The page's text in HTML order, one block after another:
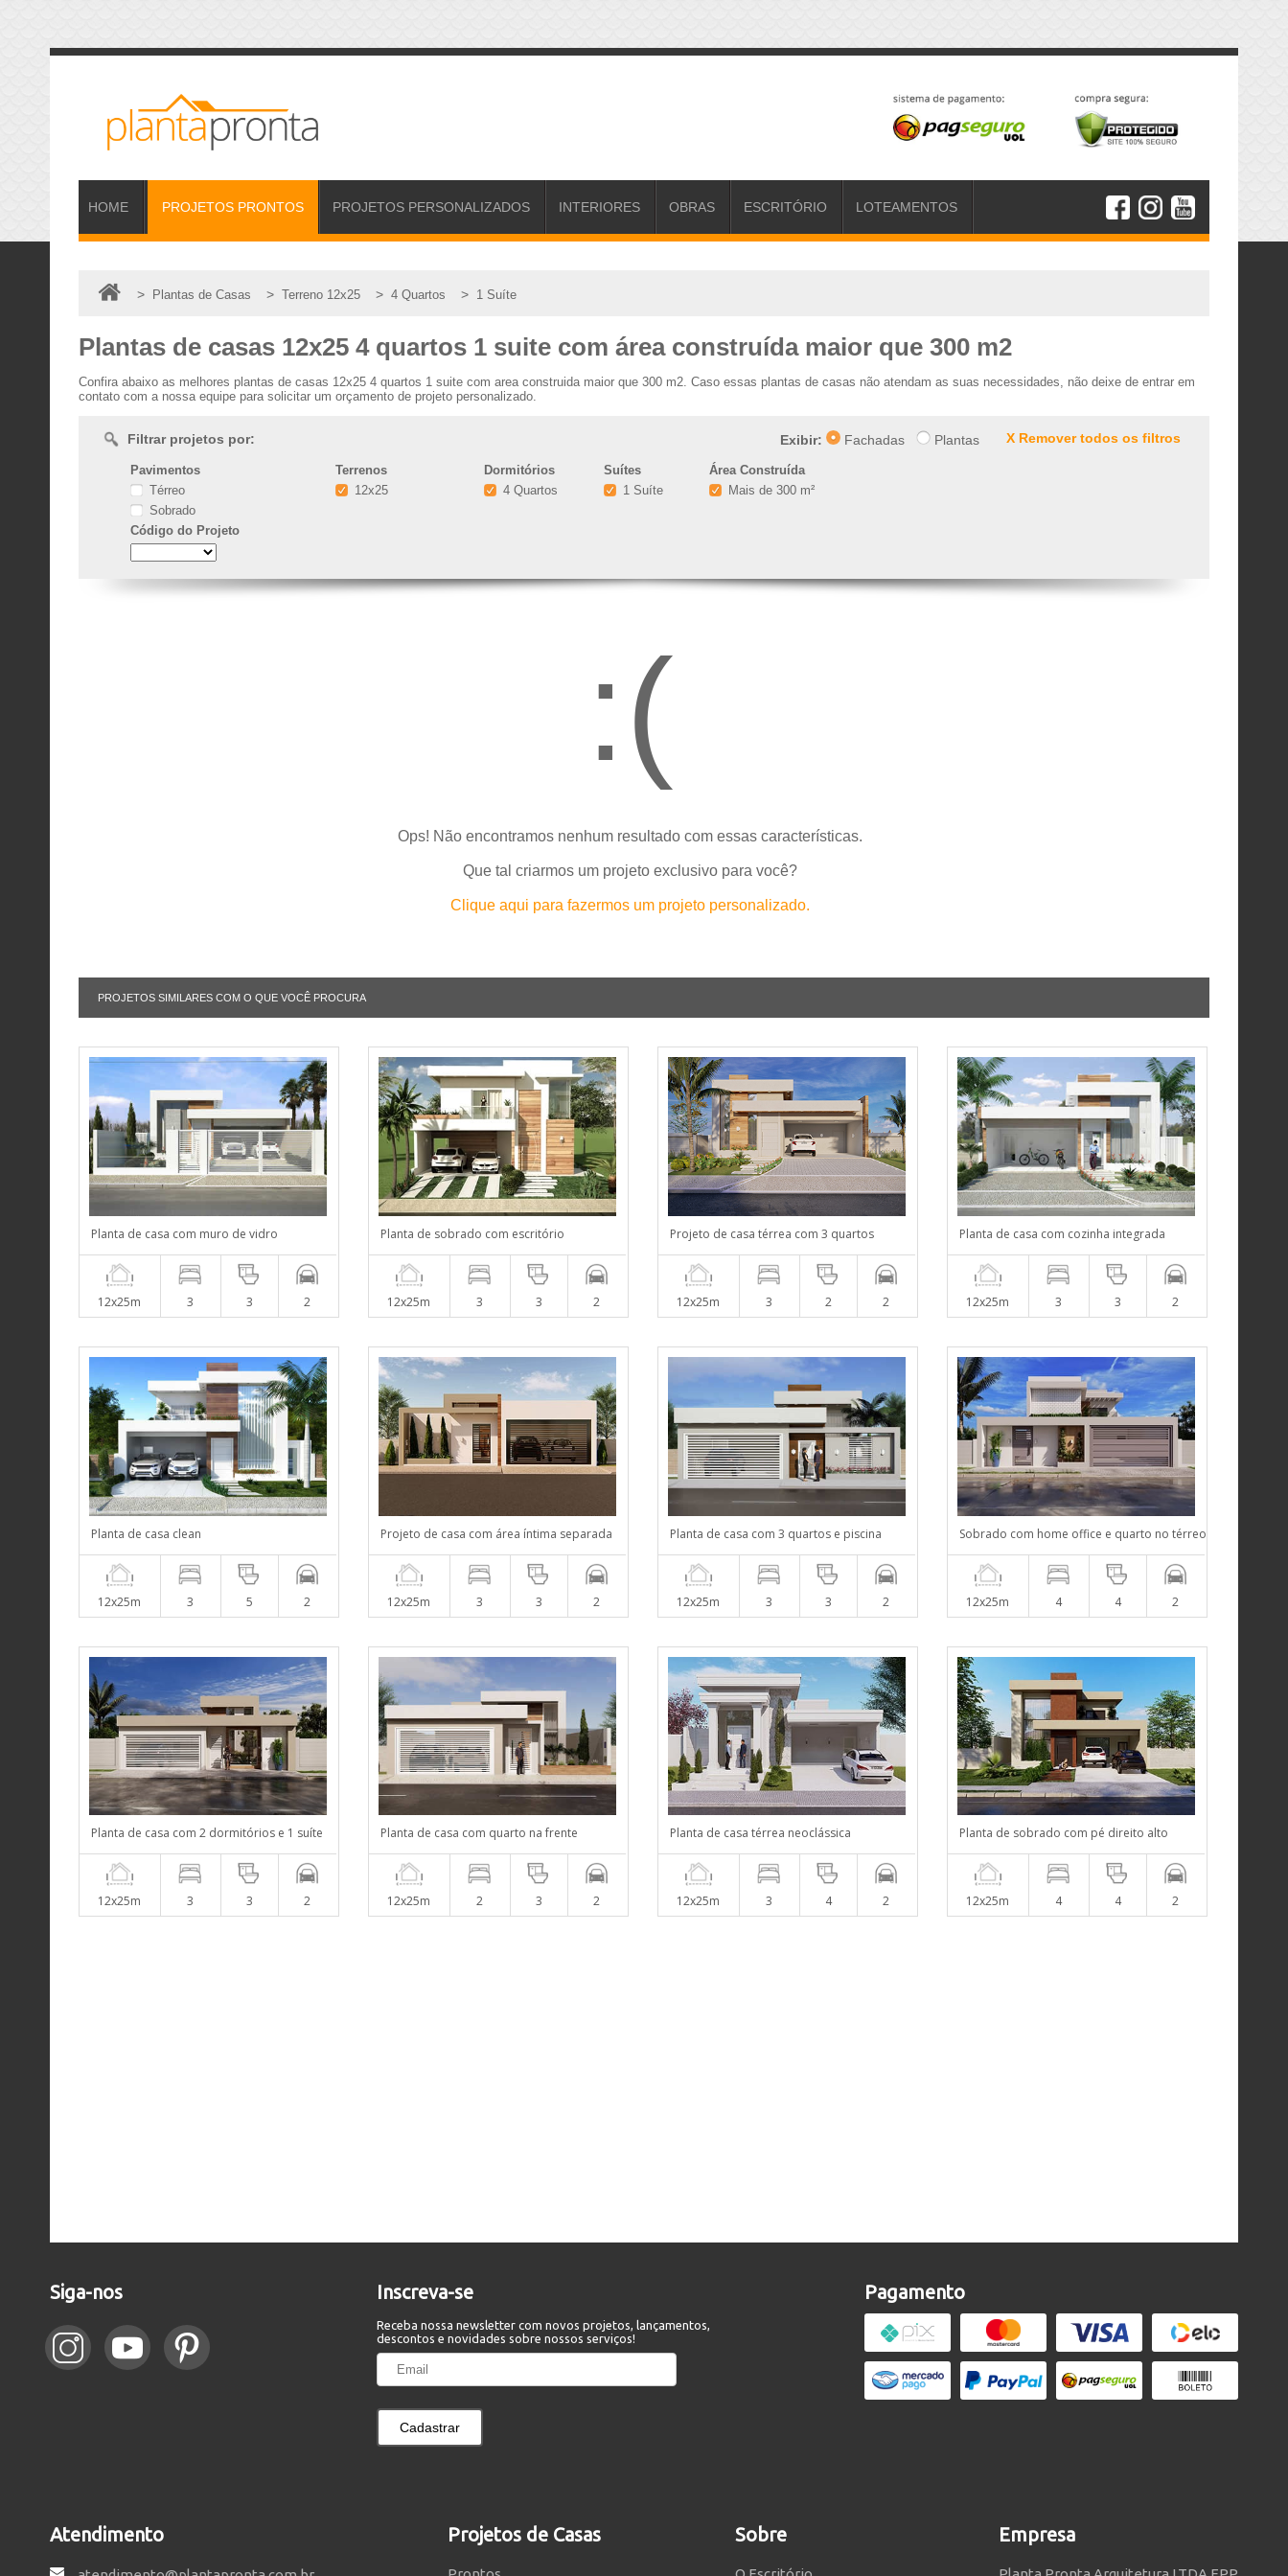
HOME PROJETOS PRONTOS PROJETOS PERSONALIZADOS INTERIORES OBRAS ESCRITÓRIO LOTEAMENTOS
> Plantas de Casas > Terreno 12x25 > 4 Quartos > 1 Suíte
Plantas de casas 12x25 4 quartos 1 suite com área construída maior que 300 m2
Confira abaixo as melhores plantas de casas 12x25 4 quartos 1 suite com area construida maior que 300 m2. Caso essas plantas de casas não atendam as suas necessidades, não deixe de entrar em
contato com a nossa equipe para solicitar um orçamento de projeto personalizado.
X Remover todos os filtros
Filtrar projetos por: Exibir: Fachadas Plantas
Pavimentos
Térreo
Sobrado
Código do Projeto
Terrenos
12x25
Dormitórios
4 Quartos
Suítes
1 Suíte
Área Construída
Mais de 300 m²
:(
Ops! Não encontramos nenhum resultado com essas características.
Que tal criarmos um projeto exclusivo para você?
Clique aqui para fazermos um projeto personalizado.
PROJETOS SIMILARES COM O QUE VOCÊ PROCURA
Planta de casa com muro de vidro
12x25m 3 3 2
Planta de sobrado com escritório
12x25m 3 3 2
Projeto de casa térrea com 3 quartos
12x25m 3 2 2
Planta de casa com cozinha integrada
12x25m 3 3 2
Planta de casa clean
12x25m 3 5 2
Projeto de casa com área íntima separada
12x25m 3 3 2
Planta de casa com 3 quartos e piscina
12x25m 3 3 2
Sobrado com home office e quarto no térreo
12x25m 4 4 2
Planta de casa com 2 dormitórios e 1 suíte
12x25m 3 3 2
Planta de casa com quarto na frente
12x25m 2 3 2
Planta de casa térrea neoclássica
12x25m 3 4 2
Planta de sobrado com pé direito alto
12x25m 4 4 2
Siga-nos Inscreva-se
Receba nossa newsletter com novos projetos, lançamentos,
descontos e novidades sobre nossos serviços!
Cadastrar
Pagamento
Atendimento Projetos de Casas Sobre Empresa